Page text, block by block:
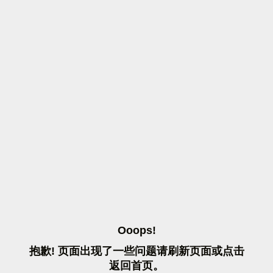
OOOPS!
抱歉! 页面出现了一些问题请刷 新页面或点击
返 回首页。